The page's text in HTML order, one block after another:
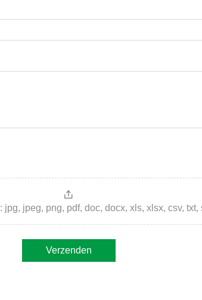
jpeg, png, pdf, doc, docx, xls, xlsx, csv, txt,
Verzenden